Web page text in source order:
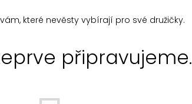
které nevěsty vybírají pro své družičky.
připravujeme.